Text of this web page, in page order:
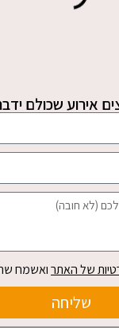
אירוע שכולם
של האתרואשמח
שליחה